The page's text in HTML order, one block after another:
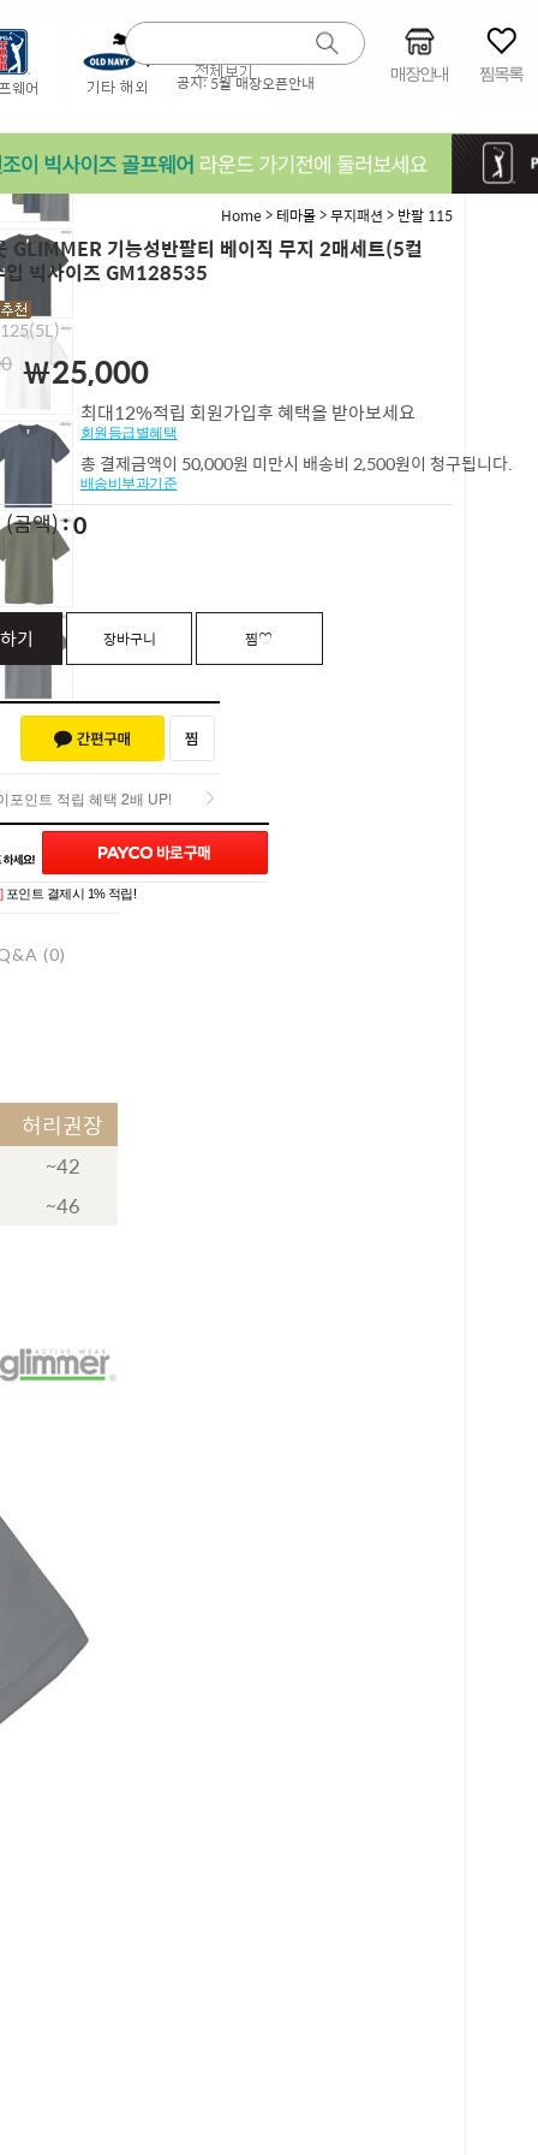
공지:5월 매장오픈안내 매장안내 찜목록
Home> 테마몰>무지패션 > 반팔 115
GLIMMER 기능성반팔티 베이직 무지 2매세트(5컬
빅사이즈 GM128535
￦25,000
최대12%적립 회원가입후 혜택을 받아보세요
회원등급별혜택
총 결제금액이 50,000원 미만시 배송비 2,500원이 청구됩니다.
배송비부과기준
(금액) 0
기 장바구니 찜♡
포인트 적립 혜택 2배 UP!
포인트 적립 혜택 2배 UP!
포인트 결제시 1% 적립!
(0)
허리권장
~42
~46